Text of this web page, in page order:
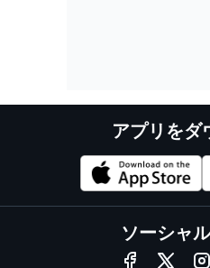
アプリをダ
ソーシャ